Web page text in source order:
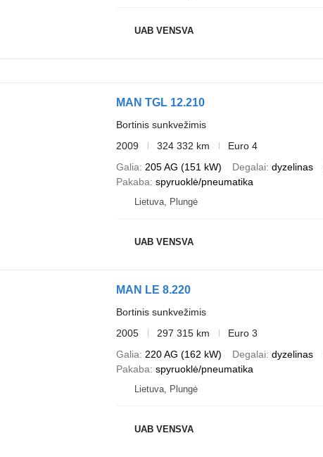
UAB VENSVA
MAN TGL 12.210
Bortinis sunkvežimis
2009
324 332 km
Euro 4
Galia
205 AG (151 kW) Degalai dyzelinas
Pakaba spyruoklė/pneumatika
Lietuva, Plungė
UAB VENSVA
MAN LE 8.220
Bortinis sunkvežimis
2005
297 315 km
Euro 3
Galia
220 AG (162 kW) Degalai dyzelinas
Pakaba spyruoklė/pneumatika
Lietuva, Plungė
UAB VENSVA